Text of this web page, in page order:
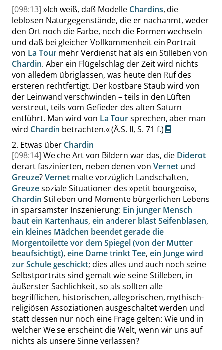
[098:13] »Ich weiß, daß Modelle Chardins, die
leblosen Naturgegenstände, die er nachahmt, weder
den Ort noch die Farbe, noch die Formen wechseln
und daß bei gleicher Vollkommenheit ein Portrait
von La Tour mehr Verdienst hat als ein Stilleben von
Chardin. Aber ein Flügelschlag der Zeit wird nichts
von alledem übriglassen, was heute den Ruf des
ersteren rechtfertigt. Der kostbare Staub wird von
der Leinwand verschwinden – teils in den Lüften
verstreut, teils vom Gefieder des alten Saturn
entführt. Man wird von La Toursprechen, aber man
wird Chardin betrachten.«(Ä.S. II, S. 71 f.)
2. Etwas über Chardin
[098:14] Welche Art von Bildern war das, die Diderot
derart faszinierten, neben denen von Vernet und
Greuze?Vernet malte vorzüglich Landschaften,
Greuzesoziale Situationen des »petit bourgeois«,
Chardin Stilleben und Momente bürgerlichen Lebens
in sparsamster Inszenierung: Ein junger Mensch
baut ein Kartenhaus, ein anderer bläst Seifenblasen,
ein kleines Mädchen beendet gerade die
Morgentoilette vor dem Spiegel (von der Mutter
beaufsichtigt), eine Dame trinkt Tee, ein Junge wird
zur Schule geschickt; dies alles und auch noch seine
Selbstporträts sind gemalt wie seine Stilleben, in
äußerster Sachlichkeit, so als sollten alle
begrifflichen, historischen, allegorischen, mythisch-
religiösen Assoziationen ausgeschaltet werden und
statt dessen nur noch eine Frage gelten: Wie und in
welcher Weise erscheint die Welt, wenn wir uns auf
nichts als unsere Sinne verlassen?